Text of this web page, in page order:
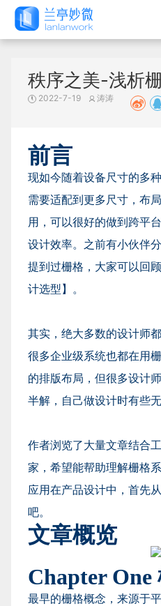
秩序之美-浅析
2022-7-19 涛涛
前言
现如今随着设备尺寸的多
需要适配到更多尺寸，布
用，可以很好的做到跨平
设计效率。之前有小伙伴
提到过栅格，大家可以回
计选型】。
其实，绝大多数的设计师
很多企业级系统也都在用
的排版布局，但很多设计
半解，自己做设计时有些无
作者浏览了大量文章结合
家，希望能帮助理解栅格
应用在产品设计中，首先
吧。
文章概览
Chapter One
最早的栅格概念，来源于